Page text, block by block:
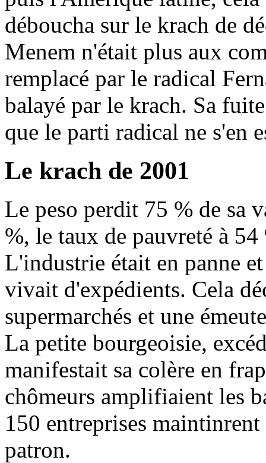
déboucha sur le krach de
Menem n'était plus aux
remplacé par le radical
balayé par le krach. Sa
que le parti radical ne s'en
Le krach de 2001
Le peso perdit 75 % de sa
%, le taux de pauvreté à
L'industrie était en panne
vivait d'expédients. Cela
supermarchés et une
La petite bourgeoisie,
manifestait sa colère en
chômeurs amplifiaient les
150 entreprises
patron.